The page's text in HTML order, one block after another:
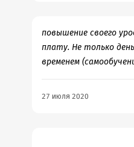
повышение своего
плату. Не только
временем
27 июля 2020